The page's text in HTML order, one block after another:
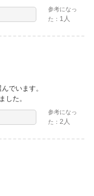
参考になっ
た： 1人
でいます。
した。
参考になっ
た：2人